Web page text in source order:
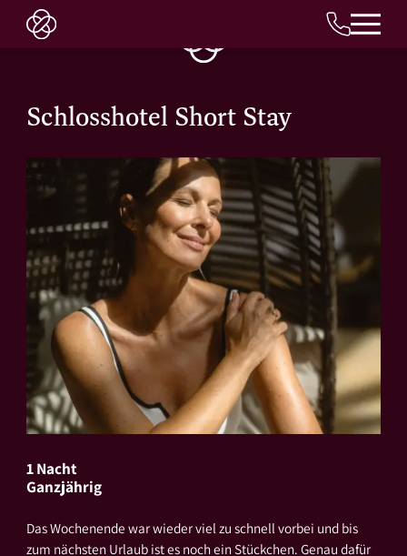
DE
Schlosshotel Short Stay
1 Nacht
Ganzjährig
Das Wochenende war wieder viel zu schnell vorbei und bis
zum nächsten Urlaub ist es noch ein Stückchen. Genau dafür